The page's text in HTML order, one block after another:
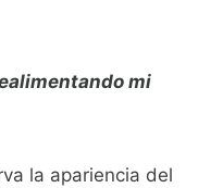
mi
la apariencia del